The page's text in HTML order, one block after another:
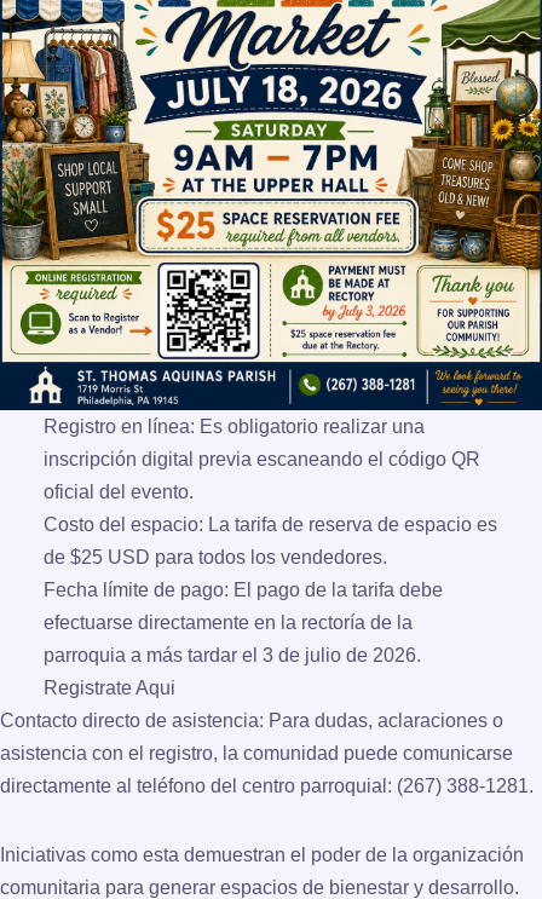
Registro en línea: Es obligatorio realizar una
inscripción digital previa escaneando el código QR
oficial del evento.
Costo del espacio: La tarifa de reserva de espacio es
de $25 USD para todos los vendedores.
Fecha límite de pago: El pago de la tarifa debe
efectuarse directamente en la rectoría de la
parroquia a más tardar el 3 de julio de 2026.
Registrate Aqui
Contacto directo de asistencia: Para dudas, aclaraciones o
asistencia con el registro, la comunidad puede comunicarse
directamente al teléfono del centro parroquial: (267) 388-1281.
Iniciativas como esta demuestran el poder de la organización
comunitaria para generar espacios de bienestar y desarrollo.